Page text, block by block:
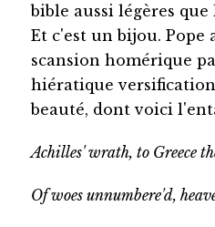
bible aussi légères que
Et c'est un bijou. Pope
scansion homérique
hiératique
beauté, dont voici
Achilles' wrath, to Greece
Of woes unnumbere'd,